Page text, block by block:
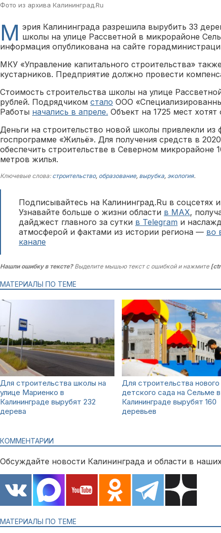
Фото из архива Калининград.Ru
М эрия Калининграда разрешила вырубить 33
школы на улице Рассветной в микрорайоне
информация опубликована на сайте
МКУ «Управление капитального строительства»
кустарников. Предприятие должно провести
Стоимость строительства школы на улице
рублей. Подрядчиком стало ООО
Работы начались в апреле. Объект на 1725 мест хотят
Деньги на строительство новой школы привлекли
госпрограмме «Жильё». Для получения средств в
обеспечить строительстве в Северном микрорайоне
метров жилья.
Ключевые слова: строительство, образование, вырубка, экология.
Подписывайтесь на Калининград.Ru в соцсетях
Узнавайте больше о жизни области в MAX,
дайджест главного за сутки в Telegram и
атмосферой и фактами из истории региона — во
канале
Нашли ошибку в тексте?Выделите мышью текст с ошибкой и нажмите
МАТЕРИАЛЫ ПО ТЕМЕ
Для строительства школы на
улице Мариенко в
Калининграде вырубят 232
дерева
Для строительства нового
детского сада на Сельме в
Калининграде вырубят 160
деревьев
КОММЕНТАРИИ
Обсуждайте новости Калининграда и области в
МАТЕРИАЛЫ ПО ТЕМЕ